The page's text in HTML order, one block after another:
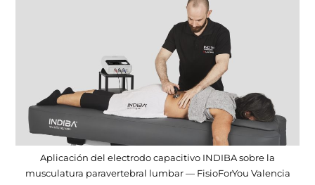
Aplicación del electrodo capacitivo INDIBA sobre la
musculatura paravertebral lumbar — FisioForYou Valencia